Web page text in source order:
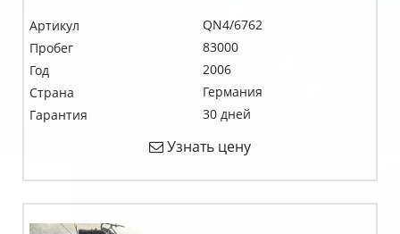
Артикул
QN4/6762
Пробег
83000
Год
2006
Страна
Германия
Гарантия
30 дней
Узнать цену